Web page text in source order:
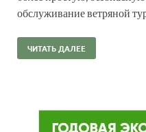
обслуживание ветряной
ЧИТАТЬ ДАЛЕЕ